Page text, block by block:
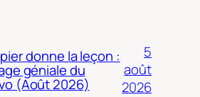
donne la leçon :
géniale du
(Août 2026)
5
août
2026